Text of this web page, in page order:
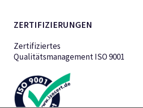
ZERTIFIZIERUNGEN
Zertifiziertes
Qualitätsmanagement ISO 9001